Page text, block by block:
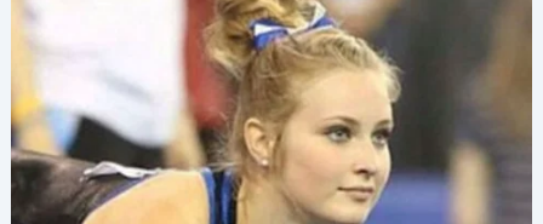
И вот женщина, которая отказалась от меня,
которая видела во мне лишь ошибку, была
вынуждена сидеть перед людьми, которые
действительно меня любили, и ждать, что же
ей достанется.